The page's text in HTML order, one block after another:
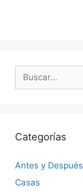
Categorías
Antes y Después
Casas